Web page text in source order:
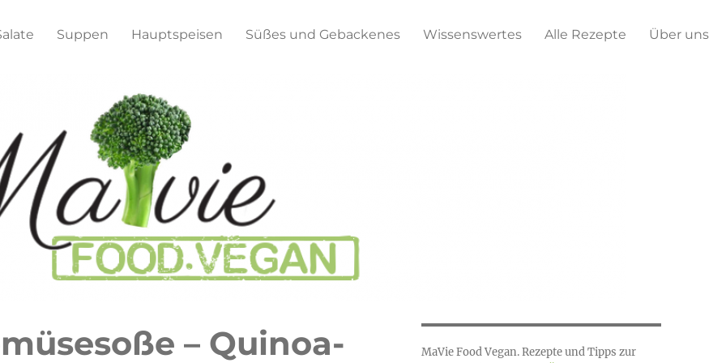
Suppen Hauptspeisen Süßes und Gebackenes Wissenswertes Alle Rezepte Über uns
– Quinoa-
MaVie Food Vegan. Rezepte und Tipps zur